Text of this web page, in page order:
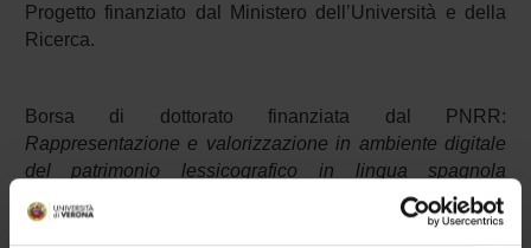
Progetto finanziato dal Ministero dell’Università e della
Ricerca.
Borsa di dottorato finanziata dal PNRR:
Rappresentazione e valorizzazione in ambiente digitale
del patrimonio lessicografico in lingua spagnola
(01.10.2023-30.09.2026). Titolare della borsa: Dott.ssa
Alessandra La Manna